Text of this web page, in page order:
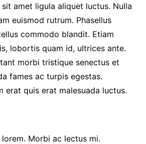
amet ligula aliquet luctus. Nulla
euismod rutrum. Phasellus
commodo blandit. Etiam
lobortis quam id, ultrices ante.
morbi tristique senectus et
fames ac turpis egestas.
erat quis erat malesuada luctus.
Morbi ac lectus mi.